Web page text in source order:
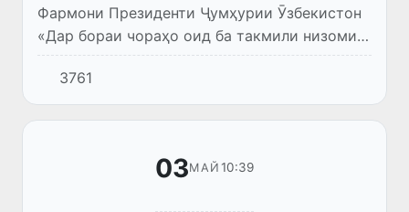
Фармони Президенти Ҷумҳурии Ӯзбекистон
«Дар бораи чораҳо оид ба такмили низоми
идоракунии давлатӣ дар соҳаи таълими
томактабӣ ва мактабӣ» (ФП № 98 аз
2.07.2024) қабул шуд.
3761
03МАЙ 10:39